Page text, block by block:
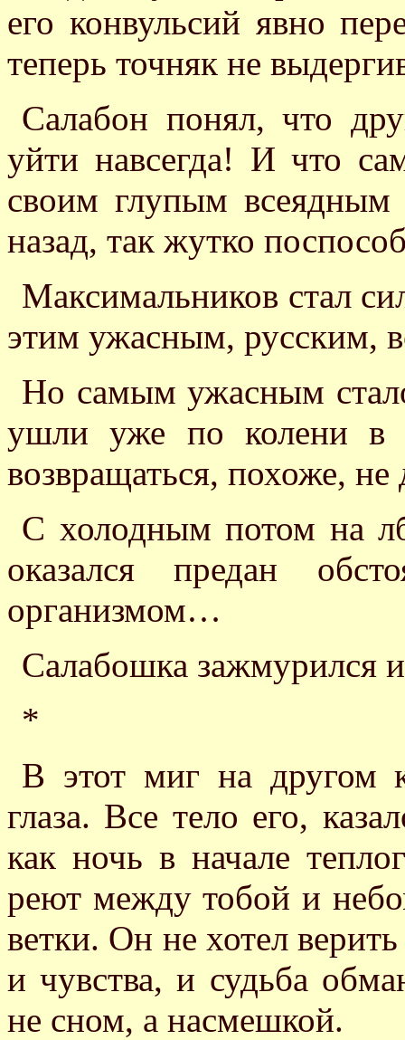
его конвульсий явно
теперь точняк не
Салабон понял, что
уйти навсегда! И что
своим глупым
назад, так жутко
Максимальников стал
этим ужасным, русским,
Но самым ужасным
ушли уже по колени в
возвращаться, похоже, не
С холодным потом на
оказался предан
организмом…
Салабошка зажмурился
*
В этот миг на другом
глаза. Все тело его,
как ночь в начале
реют между тобой и
ветки. Он не хотел
и чувства, и судьба
не сном, а насмешкой.